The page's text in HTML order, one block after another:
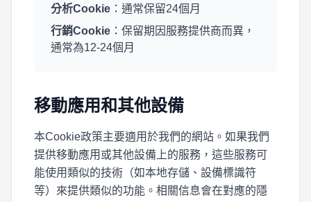
分析Cookie ：通常保留24個月
行銷Cookie ：保留期因服務提供商而異，
通常為12-24個月
移動應用和其他設備
本Cookie政策主要適用於我們的網站。如果我們
提供移動應用或其他設備上的服務，這些服務可
能使用類似的技術（如本地存儲、設備標識符
等）來提供類似的功能。相關信息會在對應的隱